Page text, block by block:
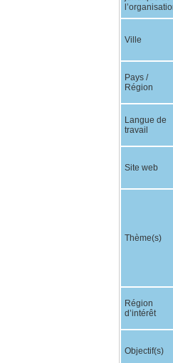
Ville
Pays /
Région
Langue de
travail
Site web
Thème(s)
Région
d’intérêt
Objectif(s)